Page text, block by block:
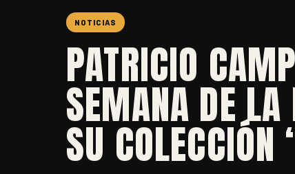
NOTICIAS
PATRICIO
SEMANA DE LA
SU